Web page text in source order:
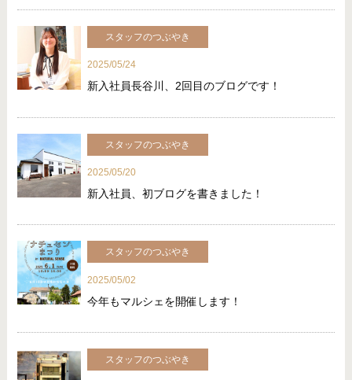
スタッフのつぶやき
2025/05/24
新入社員長谷川、2回目のブログです！
スタッフのつぶやき
2025/05/20
新入社員、初ブログを書きました！
スタッフのつぶやき
2025/05/02
今年もマルシェを開催します！
スタッフのつぶやき